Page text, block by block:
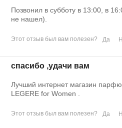
Позвонил в субботу в 13:00, в
не нашел).
Этот отзыв был вам полезен? Да
спасибо ,удачи вам
Лучший интернет магазин
LEGERE for Women .
Этот отзыв был вам полезен? Да